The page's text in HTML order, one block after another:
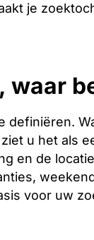
je
waar
definiëren.
u het als
en de
voor uw